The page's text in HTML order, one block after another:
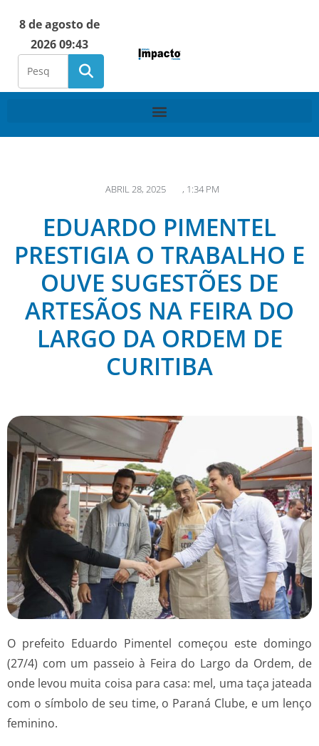
8 de agosto de
2026 09:43
ABRIL 28, 2025 , 1:34 PM
EDUARDO PIMENTEL
PRESTIGIA O TRABALHO E
OUVE SUGESTÕES DE
ARTESÃOS NA FEIRA DO
LARGO DA ORDEM DE
CURITIBA
O prefeito Eduardo Pimentel começou este domingo
(27/4) com um passeio à Feira do Largo da Ordem, de
onde levou muita coisa para casa: mel, uma taça jateada
com o símbolo de seu time, o Paraná Clube, e um lenço
feminino.